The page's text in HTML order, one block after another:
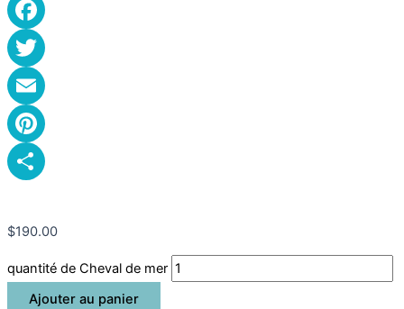
Facebook
Twitter
Email
Pinterest
$190.00
quantité de Cheval de mer
Ajouter au panier